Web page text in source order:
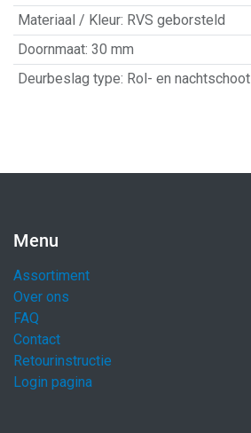
Materiaal / Kleur: RVS geborsteld
Doornmaat: 30 mm
Deurbeslag type: Rol- en nachtschoot
Menu
Assortiment
Over ons
FAQ
Contact
Retourinstructie
Login pagina